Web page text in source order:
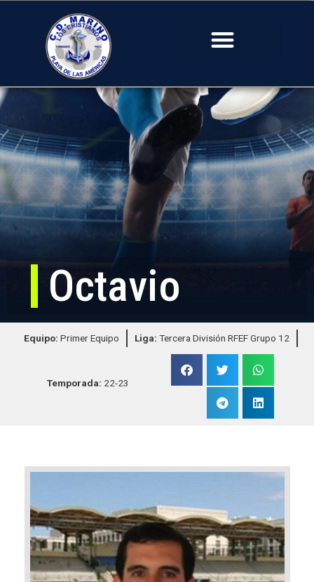
Octavio
Equipo: Primer Equipo Liga: Tercera División RFEF Grupo 12
Temporada: 22-23